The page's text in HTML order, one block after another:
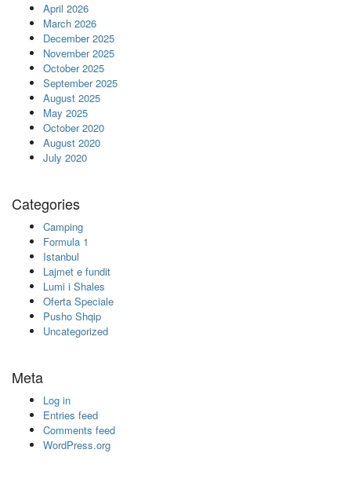
April 2026
March 2026
December 2025
November 2025
October 2025
September 2025
August 2025
May 2025
October 2020
August 2020
July 2020
Categories
Camping
Formula 1
Istanbul
Lajmet e fundit
Lumi i Shales
Oferta Speciale
Pusho Shqip
Uncategorized
Meta
Log in
Entries feed
Comments feed
WordPress.org